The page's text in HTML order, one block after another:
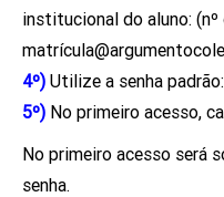
institucional do aluno: (nº
4º) Utilize a senha
5º) No primeiro acesso,
No primeiro acesso será
senha.